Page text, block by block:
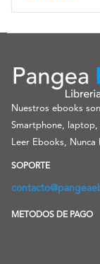
Nuestros ebooks
Smartphone,
Leer Ebooks, Nunca
SOPORTE
METODOS DE PAGO